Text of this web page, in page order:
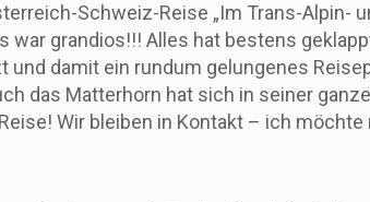
Schweiz-Reise „Im Trans-Alpin-
war grandios!!! Alles hat bestens
damit ein rundum gelungenes
das Matterhorn hat sich in seiner
Wir bleiben in Kontakt – ich